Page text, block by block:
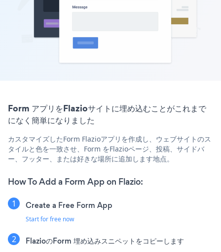
Form アプリをFlazioサイトに埋め込むことがこれまで
になく簡単になりました
カスタマイズしたForm Flazioアプリを作成し、ウェブサイトのス
タイルと色を一致させ、Form をFlazioページ、投稿、サイドバ
ー、フッター、または好きな場所に追加します地点。
How To Add a Form App on Flazio:
Create a Free Form App
Start for free now
FlazioのForm 埋め込みスニペットをコピーします